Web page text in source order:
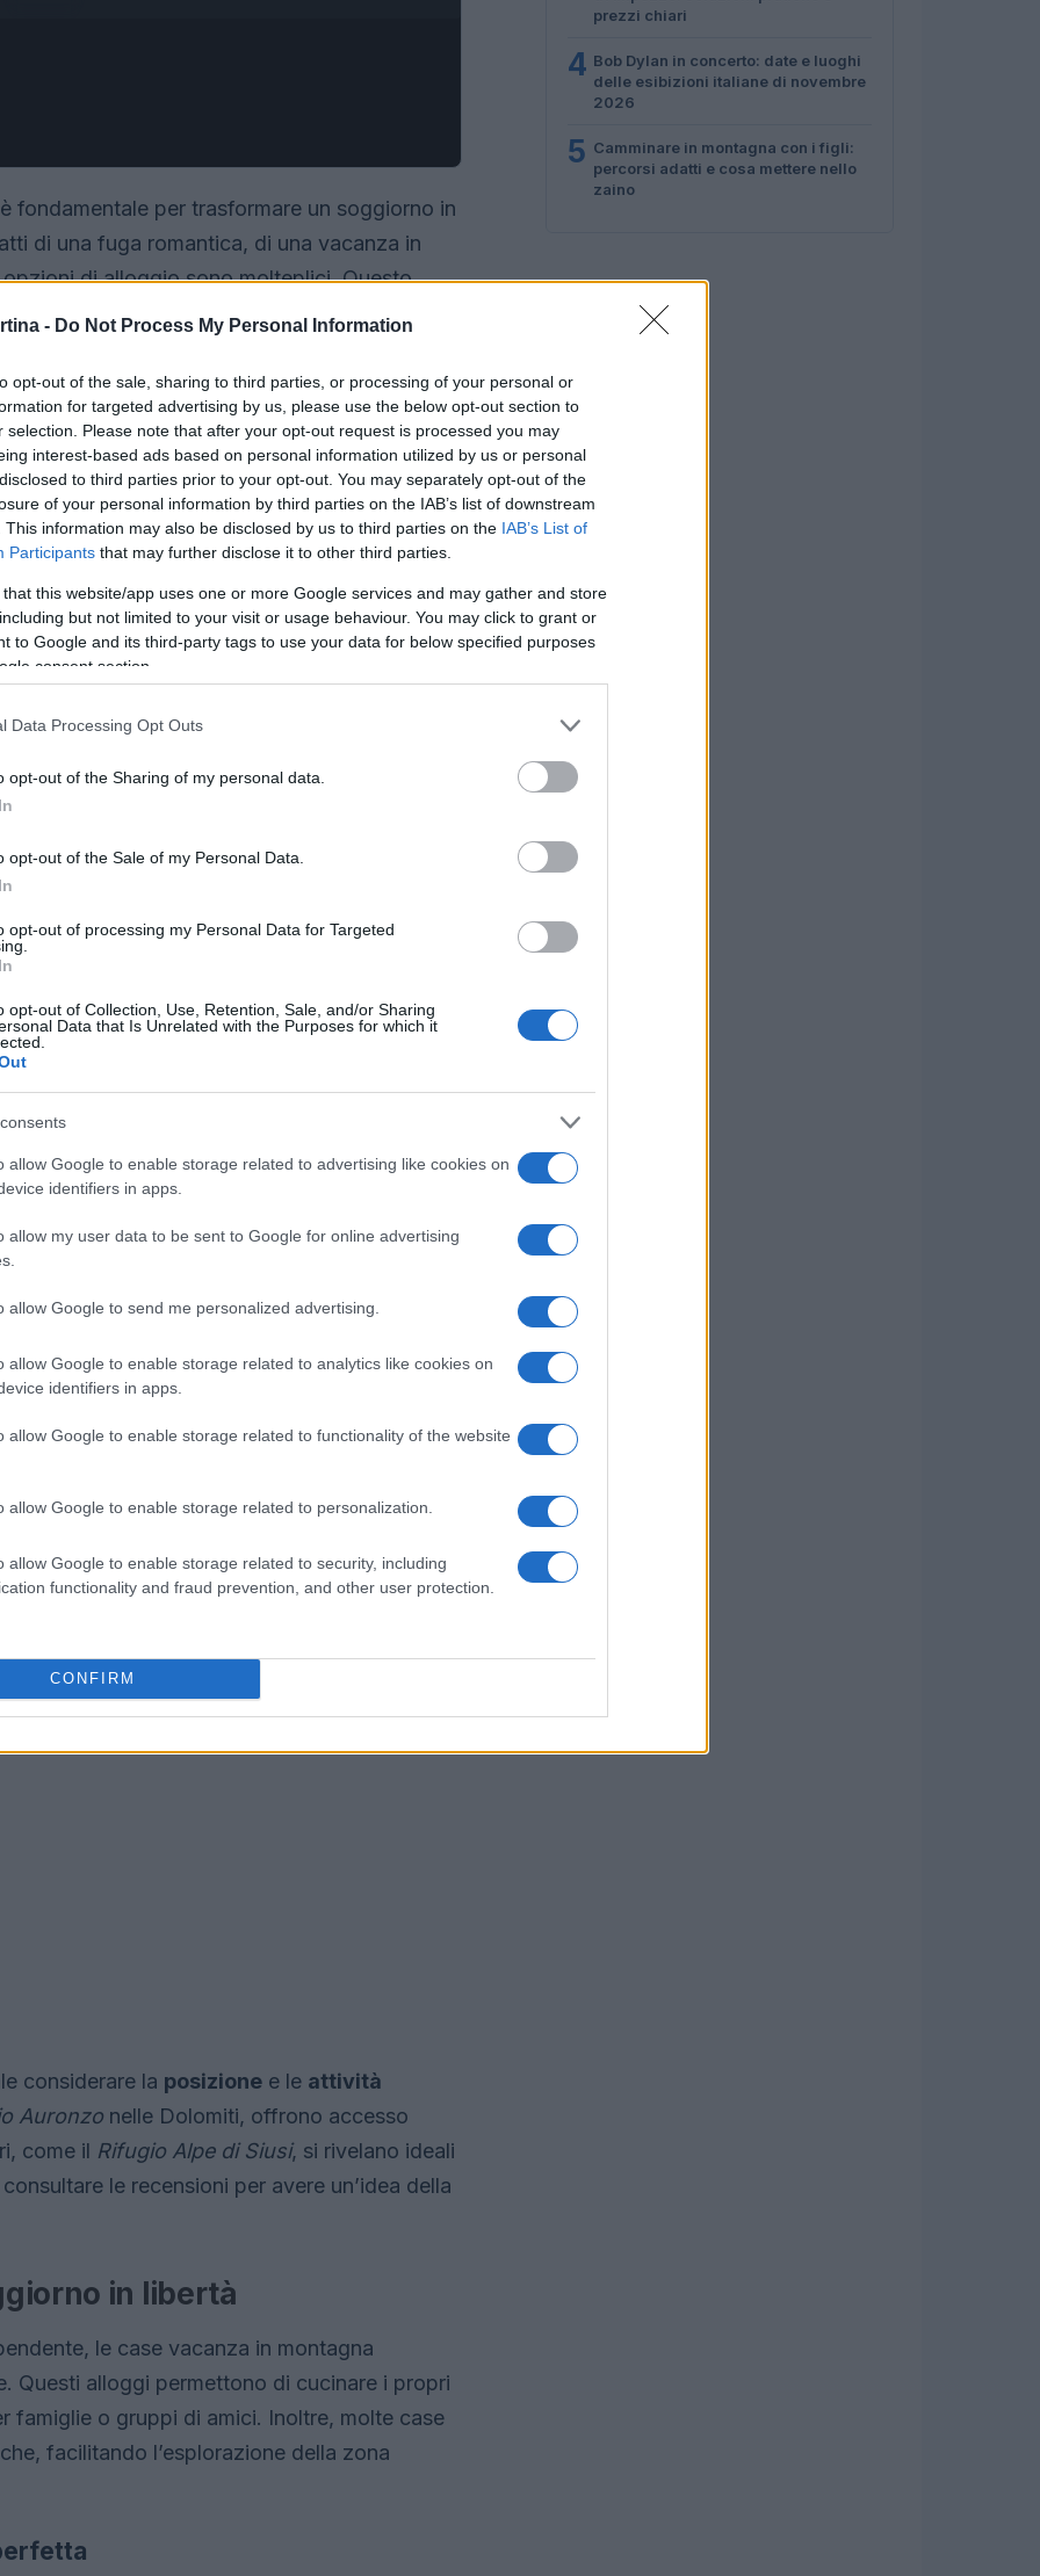
- Do Not Process My Personal Information
opt-out of the sale, sharing to third parties, or processing of your personal or
for targeted advertising by us, please use the below opt-out section to
selection. Please note that after your opt-out request is processed you may
interest-based ads based on personal information utilized by us or personal
to third parties prior to your opt-out. You may separately opt-out of the
of your personal information by third parties on the IAB’s list of downstream
This information may also be disclosed by us to third parties on the IAB’s List of
Participants that may further disclose it to other third parties.
that this website/app uses one or more Google services and may gather and store
but not limited to your visit or usage behaviour. You may click to grant or
to Google and its third-party tags to use your data for below specified purposes
consent section.
Data Processing Opt Outs
opt-out of the Sharing of my personal data.
opt-out of the Sale of my Personal Data.
opt-out of processing my Personal Data for Targeted
opt-out of Collection, Use, Retention, Sale, and/or Sharing
Data that Is Unrelated with the Purposes for which it
allow Google to enable storage related to advertising like cookies on
identifiers in apps.
allow my user data to be sent to Google for online advertising
allow Google to send me personalized advertising.
allow Google to enable storage related to analytics like cookies on
identifiers in apps.
allow Google to enable storage related to functionality of the website
allow Google to enable storage related to personalization.
allow Google to enable storage related to security, including
functionality and fraud prevention, and other user protection.
CONFIRM
fondamentale per trasformare un soggiorno in
di una fuga romantica, di una vacanza in
di alloggio sono molteplici. Questo
in montagna, adatte a diverse esigenze
e relax
offrono camere accoglienti, spesso
Molti hotel dispongono anche di
ricreative, rendendo il soggiorno
ilGrand Hotel des Alpesa Courmayeur,
il centro benessere. Un’altra eccellente
Badia, che unisce eleganza e tradizione,
autentica
natura, i rifugi di montagna rappresentano la
gestite da guide alpine, offrono un
di vivere l’autenticità della vita
e appassionati di trekking, poiché si
considerare la posizione e le attività
Auronzo nelle Dolomiti, offrono accesso
come il Rifugio Alpe di Siusi, si rivelano ideali
le recensioni per avere un’idea della
in libertà
le case vacanza in montagna
Questi alloggi permettono di cucinare i propri
famiglie o gruppi di amici. Inoltre, molte case
facilitando l’esplorazione della zona
prezzi chiari
4 Bob Dylan in concerto: date e luoghi
delle esibizioni italiane di novembre
2026
5 Camminare in montagna con i figli:
percorsi adatti e cosa mettere nello
zaino